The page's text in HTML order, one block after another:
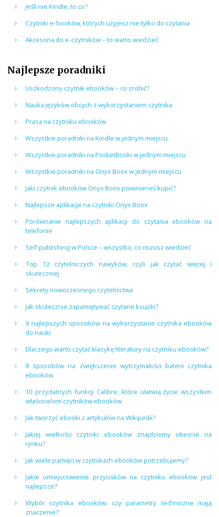
Jeśli nie Kindle, to co?
Czytniki e-booków, których użyjesz nie tylko do czytania
Akcesoria do e-czytników – to warto wiedzieć
Najlepsze poradniki
Uszkodzony czytnik ebooków – co zrobić?
Nauka języków obcych z wykorzystaniem czytnika
Prasa na czytniku ebooków
Wszystkie poradniki na Kindle w jednym miejscu
Wszystkie poradniki na PocketBooki w jednym miejscu
Wszystkie poradniki na Onyx Boox w jednym miejscu
Jaki czytnik ebooków Onyx Boox powinieneś kupić?
Najlepsze aplikacje na czytniki Onyx Boox
Porównanie najlepszych aplikacji do czytania ebooków na
telefonie
Self publishing w Polsce – wszystko, co musisz wiedzieć
Top 12 czytelniczych nawyków, czyli jak czytać więcej i
skuteczniej
Sekrety nowoczesnego czytelnictwa
Jak skutecznie zapamiętywać czytane książki?
9 najlepszych sposobów na wykorzystanie czytnika ebooków
do nauki
Dlaczego warto czytać klasykę literatury na czytniku ebooków?
8 sposobów na zwiększenie wytrzymałości baterii czytnika
ebooków
10 przydatnych funkcji Calibre, które ułatwią życie wszystkim
właścicielom czytników ebooków
Jak tworzyć ebooki z artykułów na Wikipedii?
Jakiej wielkości czytniki ebooków znajdziemy obecnie na
rynku?
Jak wiele pamięci w czytnikach ebooków potrzebujemy?
Jakie umiejscowienie przycisków na czytniku ebooków jest
najlepsze?
Wybór czytnika ebooków: czy parametry techniczne mają
znaczenie?